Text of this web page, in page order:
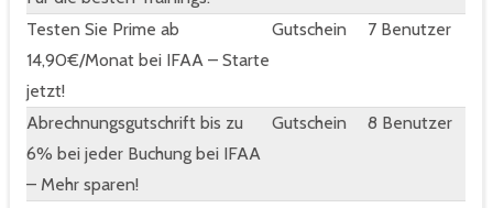
Testen Sie Prime ab
14,90€/Monat bei IFAA – Starte
jetzt!
Gutschein 7 Benutzer
Abrechnungsgutschrift bis zu
6% bei jeder Buchung bei IFAA
– Mehr sparen!
Gutschein 8 Benutzer